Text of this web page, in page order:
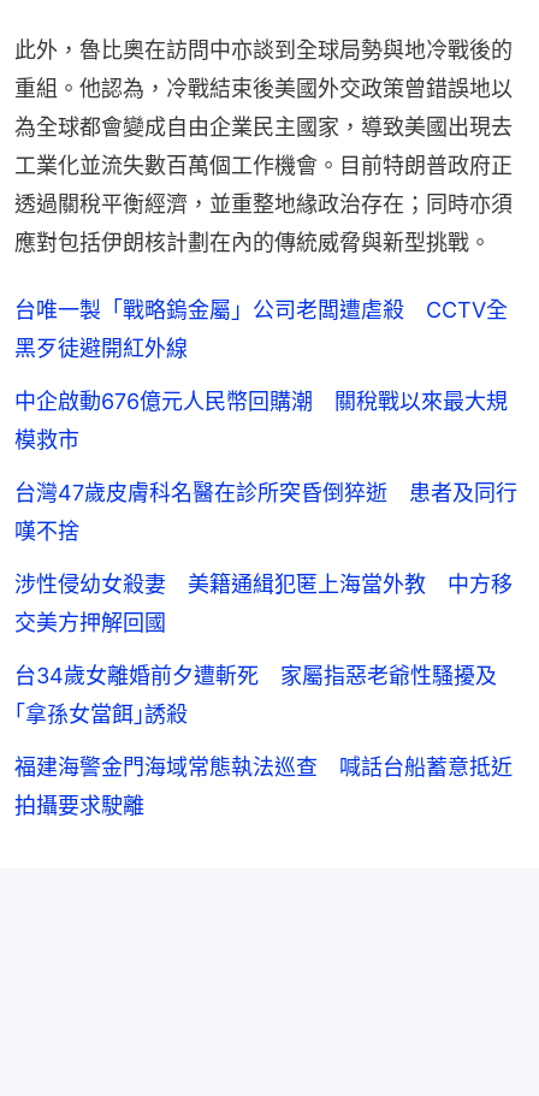
此外，魯比奧在訪問中亦談到全球局勢與地冷戰後的
重組。他認為，冷戰結束後美國外交政策曾錯誤地以
為全球都會變成自由企業民主國家，導致美國出現去
工業化並流失數百萬個工作機會。目前特朗普政府正
透過關稅平衡經濟，並重整地緣政治存在；同時亦須
應對包括伊朗核計劃在內的傳統威脅與新型挑戰。
台唯一製「戰略鎢金屬」公司老闆遭虐殺 CCTV全
黑歹徒避開紅外線
中企啟動676億元人民幣回購潮 關稅戰以來最大規
模救市
台灣47歲皮膚科名醫在診所突昏倒猝逝 患者及同行
嘆不捨
涉性侵幼女殺妻 美籍通緝犯匿上海當外教 中方移
交美方押解回國
台34歲女離婚前夕遭斬死 家屬指惡老爺性騷擾及
｢拿孫女當餌｣誘殺
福建海警金門海域常態執法巡查 喊話台船蓄意抵近
拍攝要求駛離